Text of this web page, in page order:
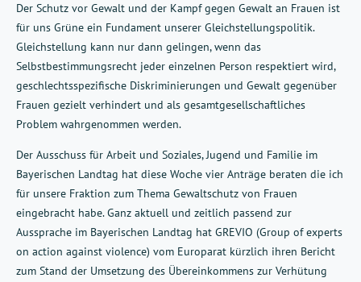
Der Schutz vor Gewalt und der Kampf gegen Gewalt an Frauen ist
für uns Grüne ein Fundament unserer Gleichstellungspolitik.
Gleichstellung kann nur dann gelingen, wenn das
Selbstbestimmungsrecht jeder einzelnen Person respektiert wird,
geschlechtsspezifische Diskriminierungen und Gewalt gegenüber
Frauen gezielt verhindert und als gesamtgesellschaftliches
Problem wahrgenommen werden.
Der Ausschuss für Arbeit und Soziales, Jugend und Familie im
Bayerischen Landtag hat diese Woche vier Anträge beraten die ich
für unsere Fraktion zum Thema Gewaltschutz von Frauen
eingebracht habe. Ganz aktuell und zeitlich passend zur
Aussprache im Bayerischen Landtag hat GREVIO (Group of experts
on action against violence) vom Europarat kürzlich ihren Bericht
zum Stand der Umsetzung des Übereinkommens zur Verhütung